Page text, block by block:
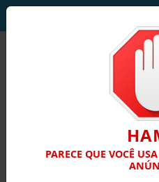
PARECE QUE VOCÊ